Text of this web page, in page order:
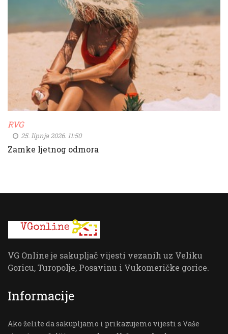
RVG
25. lipnja 2026. 11:50
Zamke ljetnog odmora
VG Online je sakupljač vijesti vezanih uz Veliku
Goricu, Turopolje, Posavinu i Vukomeričke gorice.
Informacije
Ako želite da sakupljamo i prikazujemo vijesti s Vaše